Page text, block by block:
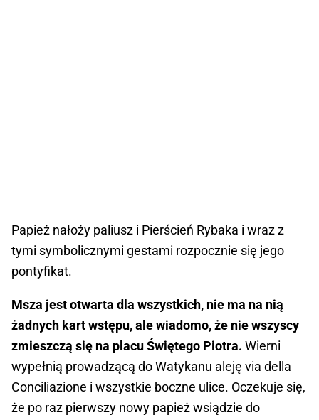
Papież nałoży paliusz i Pierścień Rybaka i wraz z
tymi symbolicznymi gestami rozpocznie się jego
pontyfikat.
Msza jest otwarta dla wszystkich, nie ma na nią
żadnych kart wstępu, ale wiadomo, że nie wszyscy
zmieszczą się na placu Świętego Piotra. Wierni
wypełnią prowadzącą do Watykanu aleję via della
Conciliazione i wszystkie boczne ulice. Oczekuje się,
że po raz pierwszy nowy papież wsiądzie do